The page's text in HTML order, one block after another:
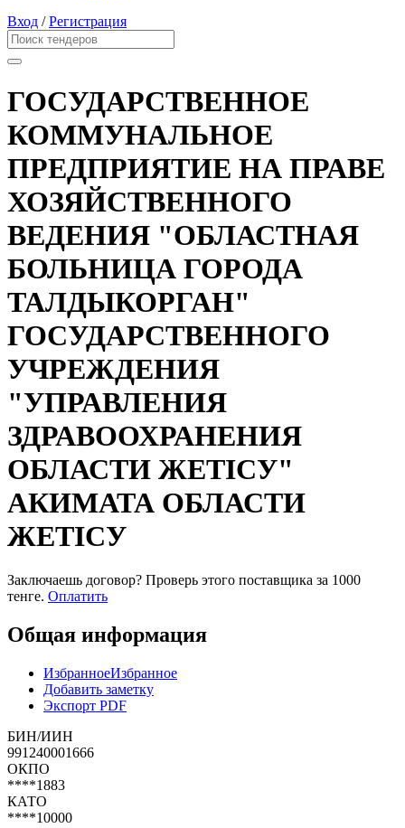
Вход /Регистрация
ГОСУДАРСТВЕННОЕ
КОММУНАЛЬНОЕ
ПРЕДПРИЯТИЕ НА ПРАВЕ
ХОЗЯЙСТВЕННОГО
ВЕДЕНИЯ "ОБЛАСТНАЯ
БОЛЬНИЦА ГОРОДА
ТАЛДЫКОРГАН"
ГОСУДАРСТВЕННОГО
УЧРЕЖДЕНИЯ
"УПРАВЛЕНИЯ
ЗДРАВООХРАНЕНИЯ
ОБЛАСТИ ЖЕТІСУ"
АКИМАТА ОБЛАСТИ
ЖЕТІСУ
Заключаешь договор? Проверь этого поставщика за 1000
тенге. Оплатить
Общая информация
ИзбранноеИзбранное
Добавить заметку
Экспорт PDF
БИН/ИИН
991240001666
ОКПО
****1883
КАТО
****10000